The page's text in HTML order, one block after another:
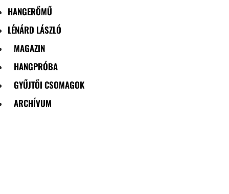
HANGERŐMŰ
LÉNÁRD LÁSZLÓ
MAGAZIN
HANGPRÓBA
GYŰJTŐI CSOMAGOK
ARCHÍVUM